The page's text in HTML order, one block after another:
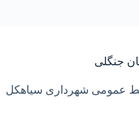
جنگلی
عمومی شهرداری سیاهکل